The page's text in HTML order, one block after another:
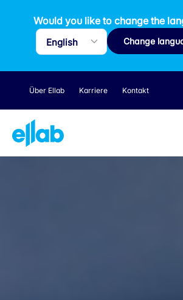
Would you like to change the
Change
Über Ellab Karriere Kontakt